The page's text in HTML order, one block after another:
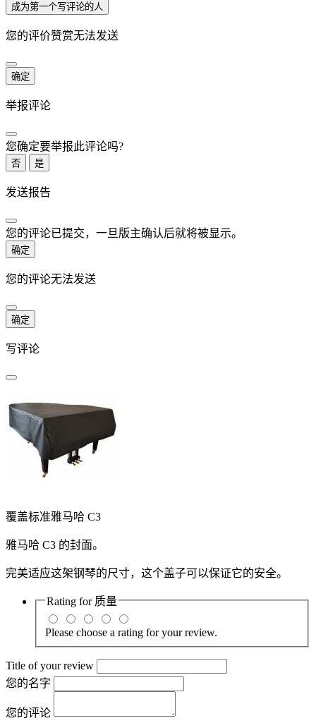
成为第一个写评论的人
您的评价赞赏无法发送
确定
举报评论
您确定要举报此评论吗?
否 是
发送报告
您的评论已提交，一旦版主确认后就将被显示。
确定
您的评论无法发送
确定
写评论
覆盖标准雅马哈 C3
雅马哈 C3 的封面。
完美适应这架钢琴的尺寸，这个盖子可以保证它的安全。
Rating for 质量
Please choose a rating for your review.
Title of your review
您的名字
您的评论